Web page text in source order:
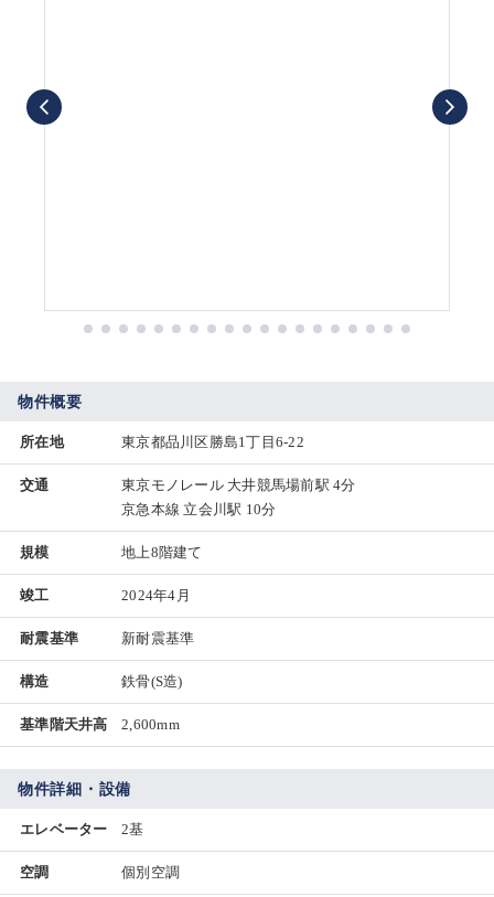
物件概要
所在地 東京都品川区勝島1丁目6-22
交通
東京モノレール 大井競馬場前駅 4分
京急本線 立会川駅 10分
規模 地上8階建て
竣工 2024年4月
耐震基準 新耐震基準
構造 鉄骨(S造)
基準階天井高 2,600mm
物件詳細・設備
エレベーター 2基
空調 個別空調